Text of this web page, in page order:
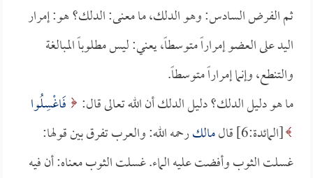
ثم الفرض السادس: وهو الدلك، ما معنى: الدلك؟ هو: إمرار
اليد على العضو إمراراً متوسطاً، يعني: ليس مطلوباً المبالغة
والتنطع، وإنما إمراراً متوسطاً.
ما هو دليل الدلك؟ دليل الدلك أن الله تعالى قال:
فَاغْسِلُوا
[المائدة:6] قال
مالكرحمه الله: والعرب تفرق بين قولها:
غسلت الثوب وأفضت عليه الماء. غسلت الثوب معناه: أن فيه